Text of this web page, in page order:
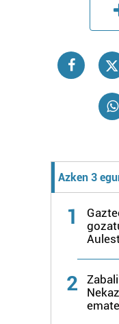
erabiltzen dituen
interes komertzial
bazkideen zerrenda,
dezakezun ikusteko.
datuen atalean.
zure baimena
Webgune honek
fitxategiak erabiltzen
erabiltzeko baimen
Azken 3
1
2